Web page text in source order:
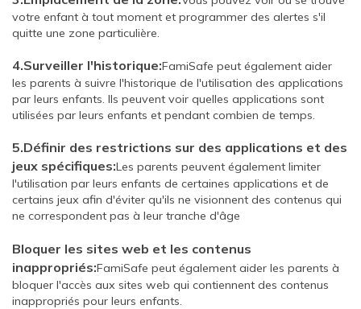
votre enfant à tout moment et programmer des alertes s'il
quitte une zone particulière.
4.Surveiller l'historique:FamiSafe peut également aider
les parents à suivre l'historique de l'utilisation des applications
par leurs enfants. Ils peuvent voir quelles applications sont
utilisées par leurs enfants et pendant combien de temps.
5.Définir des restrictions sur des applications et des
jeux spécifiques:Les parents peuvent également limiter
l'utilisation par leurs enfants de certaines applications et de
certains jeux afin d'éviter qu'ils ne visionnent des contenus qui
ne correspondent pas à leur tranche d'âge
Bloquer les sites web et les contenus
inappropriés:FamiSafe peut également aider les parents à
bloquer l'accès aux sites web qui contiennent des contenus
inappropriés pour leurs enfants.